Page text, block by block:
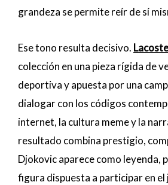
grandeza se permite reír de sí
Ese tono resulta decisivo. Lacoste
colección en una pieza rígida de
deportiva y apuesta por una
dialogar con los códigos
internet, la cultura meme y la
resultado combina prestigio,
Djokovic aparece como leyenda,
figura dispuesta a participar en